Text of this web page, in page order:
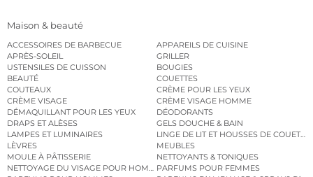
Maison & beauté
ACCESSOIRES DE BARBECUE
APPAREILS DE CUISINE
APRÈS-SOLEIL
GRILLER
USTENSILES DE CUISSON
BOUGIES
BEAUTÉ
COUETTES
COUTEAUX
CRÈME POUR LES YEUX
CRÈME VISAGE
CRÈME VISAGE HOMME
DÉMAQUILLANT POUR LES YEUX
DÉODORANTS
DRAPS ET ALÈSES
GELS DOUCHE & BAIN
LAMPES ET LUMINAIRES
LINGE DE LIT ET HOUSSES DE COUETTE
LÈVRES
MEUBLES
MOULE À PÂTISSERIE
NETTOYANTS & TONIQUES
NETTOYAGE DU VISAGE POUR HOMMESPARFUMS POUR FEMMES